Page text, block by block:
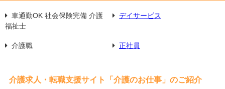
車通勤OK 社会保険完備 介護
福祉士
デイサービス
介護職 正社員
介護求人・転職支援サイト「介護のお仕事」のご紹介